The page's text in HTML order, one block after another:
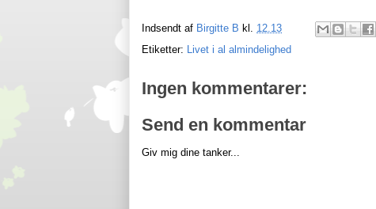
Indsendt af Birgitte B kl. 12.13
Etiketter: Livet i al almindelighed
Ingen kommentarer:
Send en kommentar
Giv mig dine tanker...